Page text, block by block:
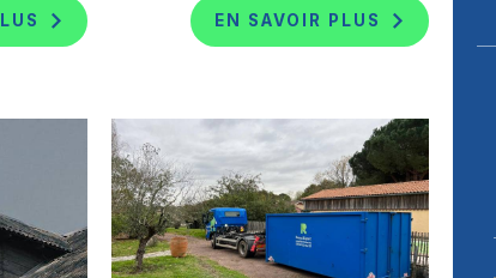
EN SAVOIR PLUS